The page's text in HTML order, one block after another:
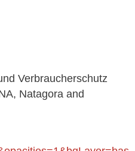
Verbraucherschutz
Natagora and